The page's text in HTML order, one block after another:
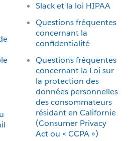
Slack et la loi HIPAA
Questions fréquentes
concernant la
confidentialité
Questions fréquentes
concernant la Loi sur
la protection des
données personnelles
des consommateurs
résidant en Californie
(Consumer Privacy
Act ou « CCPA »)